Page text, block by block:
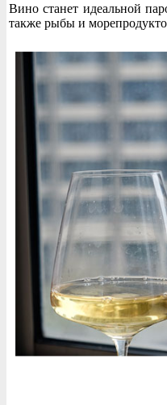
Вино станет идеальной
также рыбы и